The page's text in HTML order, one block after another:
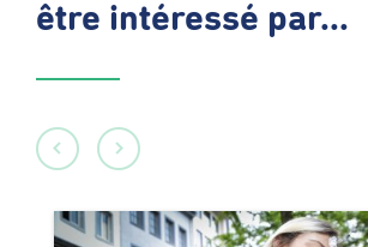
être intéressé par...